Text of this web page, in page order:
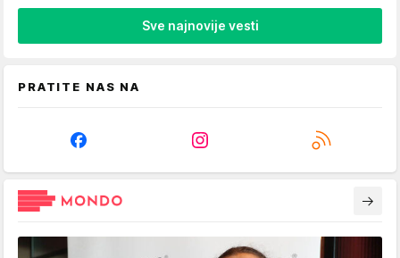
Sve najnovije vesti
PRATITE NAS NA